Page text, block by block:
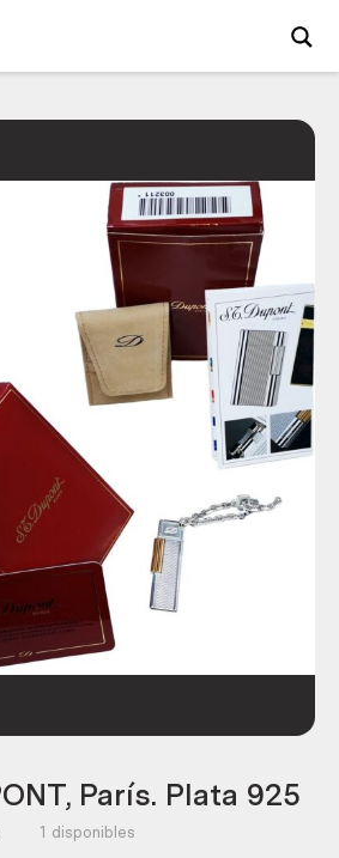
París. Plata 925
1 disponibles